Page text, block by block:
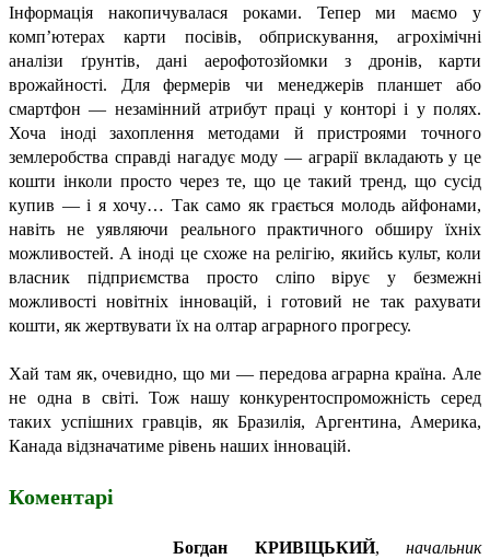
Інформація накопичувалася роками. Тепер ми маємо у
комп’ютерах карти посівів, обприскування, агрохімічні
аналізи ґрунтів, дані аерофотозйомки з дронів, карти
врожайності. Для фермерів чи менеджерів планшет або
смартфон — незамінний атрибут праці у конторі і у полях.
Хоча іноді захоплення методами й пристроями точного
землеробства справді нагадує моду — аграрії вкладають у це
кошти інколи просто через те, що це такий тренд, що сусід
купив — і я хочу… Так само як грається молодь айфонами,
навіть не уявляючи реального практичного обширу їхніх
можливостей. А іноді це схоже на релігію, якийсь культ, коли
власник підприємства просто сліпо вірує у безмежні
можливості новітніх інновацій, і готовий не так рахувати
кошти, як жертвувати їх на олтар аграрного прогресу.
Хай там як, очевидно, що ми — передова аграрна країна. Але
не одна в світі. Тож нашу конкурентоспроможність серед
таких успішних гравців, як Бразилія, Аргентина, Америка,
Канада відзначатиме рівень наших інновацій.
Коментарі
Богдан КРИВІЦЬКИЙ, начальник